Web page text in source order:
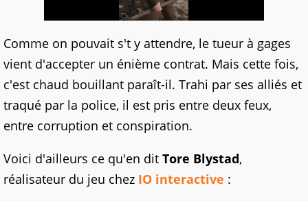
Comme on pouvait s't y attendre, le tueur à gages
vient d'accepter un énième contrat. Mais cette fois,
c'est chaud bouillant paraît-il. Trahi par ses alliés et
traqué par la police, il est pris entre deux feux,
entre corruption et conspiration.
Voici d'ailleurs ce qu'en dit Tore Blystad,
réalisateur du jeu chez IO interactive :